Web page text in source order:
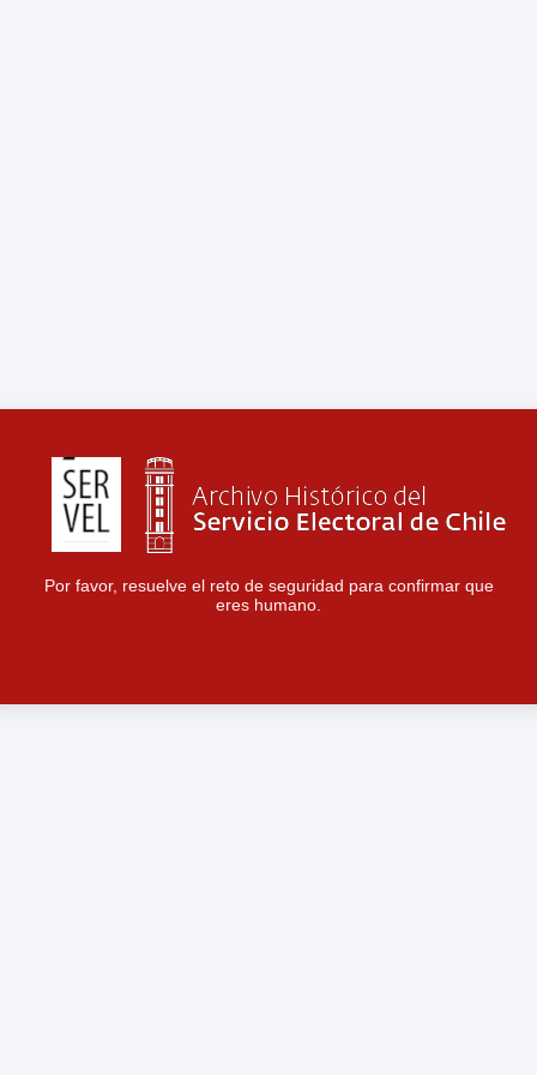
Por favor, resuelve el reto de seguridad para confirmar que
eres humano.